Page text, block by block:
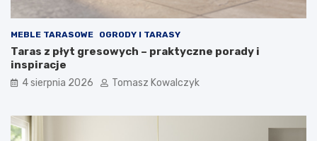
MEBLE TARASOWE OGRODY I TARASY
Taras z płyt gresowych – praktyczne porady i
inspiracje
4 sierpnia 2026 Tomasz Kowalczyk